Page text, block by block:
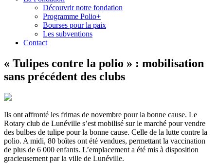
Découvrir notre fondation
Programme Polio+
Bourses pour la paix
Les subventions
Contact
« Tulipes contre la polio » : mobilisation
sans précédent des clubs
Ils ont affronté les frimas de novembre pour la bonne cause. Le
Rotary club de Lunéville s’est mobilisé sur le marché pour vendre
des bulbes de tulipe pour la bonne cause. Celle de la lutte contre la
polio. A midi, 80 boîtes ont été vendues, permettant la vaccination
de plus de 6 000 enfants. L’emplacement a été mis à disposition
gracieusement par la ville de Lunéville.